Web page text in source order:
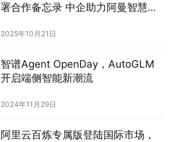
署合作备忘录 中企助力阿曼智慧城
2025年10月21日
智谱Agent OpenDay，AutoGLM
开启端侧智能新潮流
2024年11月29日
阿里云百炼专属版登陆国际市场，